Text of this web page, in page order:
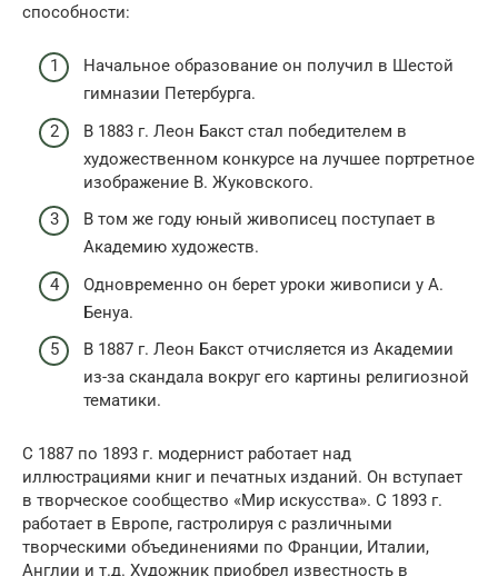
способности:
Начальное образование он получил в Шестой
гимназии Петербурга.
В 1883 г. Леон Бакст стал победителем в
художественном конкурсе на лучшее портретное
изображение В. Жуковского.
В том же году юный живописец поступает в
Академию художеств.
Одновременно он берет уроки живописи у А.
Бенуа.
В 1887 г. Леон Бакст отчисляется из Академии
из-за скандала вокруг его картины религиозной
тематики.
С 1887 по 1893 г. модернист работает над
иллюстрациями книг и печатных изданий. Он вступает
в творческое сообщество «Мир искусства». С 1893 г.
работает в Европе, гастролируя с различными
творческими объединениями по Франции, Италии,
Англии и т.д. Художник приобрел известность в